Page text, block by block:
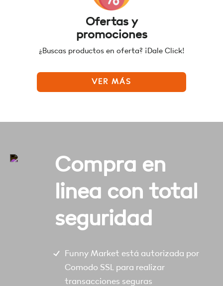
Ofertas y
promociones
¿Buscas productos en oferta? ¡Dale Click!
VER MÁS
Compra en
linea con total
seguridad
Funny Market está autorizada por
Comodo SSL para realizar
transacciones seguras